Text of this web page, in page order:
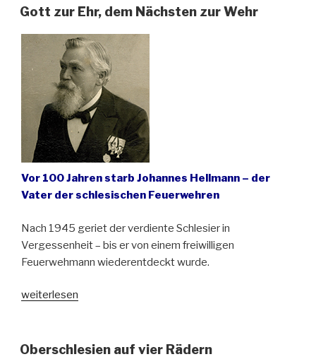
viel
gesehen!““
Gott zur Ehr, dem Nächsten zur Wehr
Vor 100 Jahren starb Johannes Hellmann – der
Vater der schlesischen Feuerwehren
Nach 1945 geriet der verdiente Schlesier in
Vergessenheit – bis er von einem freiwilligen
Feuerwehmann wiederentdeckt wurde.
„Gott
dem
weiterlesen
Oberschlesien auf vier Rädern